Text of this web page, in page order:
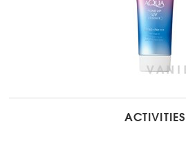
ACTIVITIES